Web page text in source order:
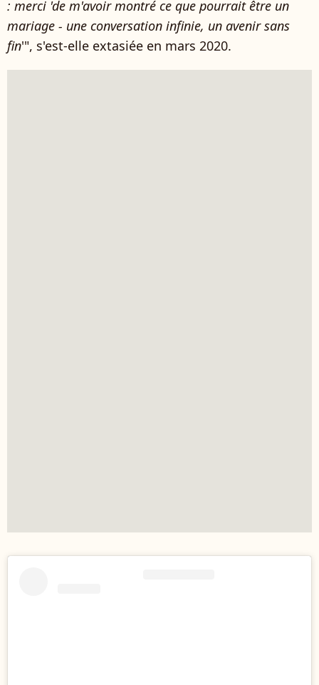
: merci 'de m'avoir montré ce que pourrait être un
mariage - une conversation infinie, un avenir sans
fin'", s'est-elle extasiée en mars 2020.